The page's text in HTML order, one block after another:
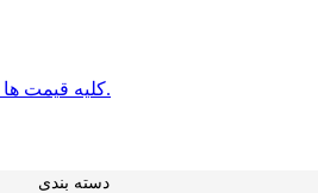
کلیه قیمت ها و موجودی به روز می باشد.
دسته بندی